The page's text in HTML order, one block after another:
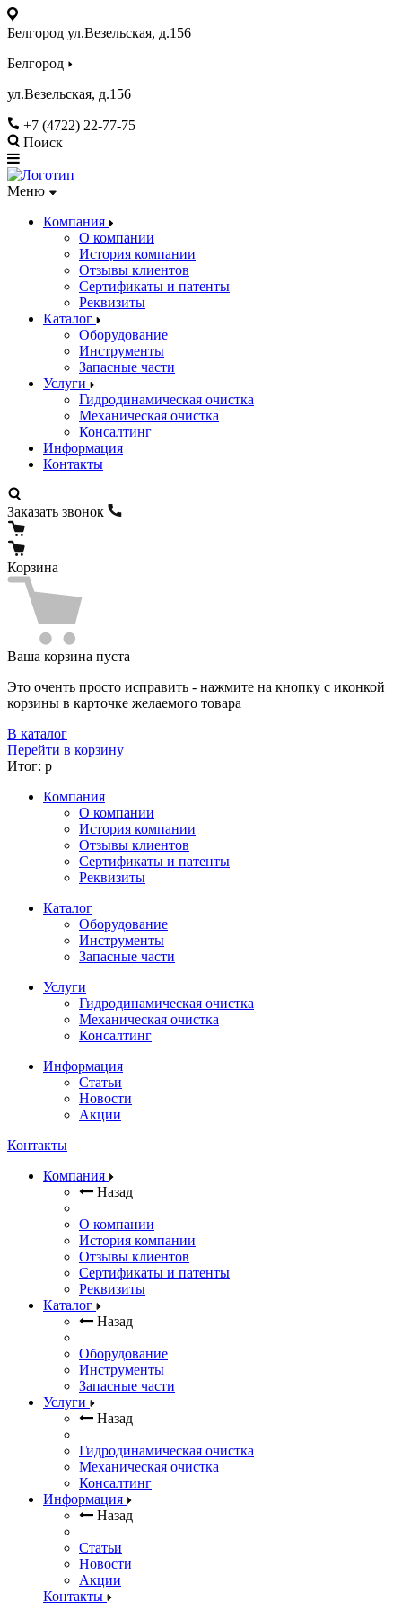
Белгород ул.Везельская, д.156
Белгород
ул.Везельская, д.156
+7 (4722) 22-77-75
Поиск
Меню
Компания
О компании
История компании
Отзывы клиентов
Сертификаты и патенты
Реквизиты
Каталог
Оборудование
Инструменты
Запасные части
Услуги
Гидродинамическая очистка
Механическая очистка
Консалтинг
Информация
Контакты
Заказать звонок
Корзина
Ваша корзина пуста
Это оченть просто исправить - нажмите на кнопку с иконкой
корзины в карточке желаемого товара
В каталог
Перейти в корзину
Итог: р
Компания
О компании
История компании
Отзывы клиентов
Сертификаты и патенты
Реквизиты
Каталог
Оборудование
Инструменты
Запасные части
Услуги
Гидродинамическая очистка
Механическая очистка
Консалтинг
Информация
Статьи
Новости
Акции
Контакты
Компания
Назад
О компании
История компании
Отзывы клиентов
Сертификаты и патенты
Реквизиты
Каталог
Назад
Оборудование
Инструменты
Запасные части
Услуги
Назад
Гидродинамическая очистка
Механическая очистка
Консалтинг
Информация
Назад
Статьи
Новости
Акции
Контакты